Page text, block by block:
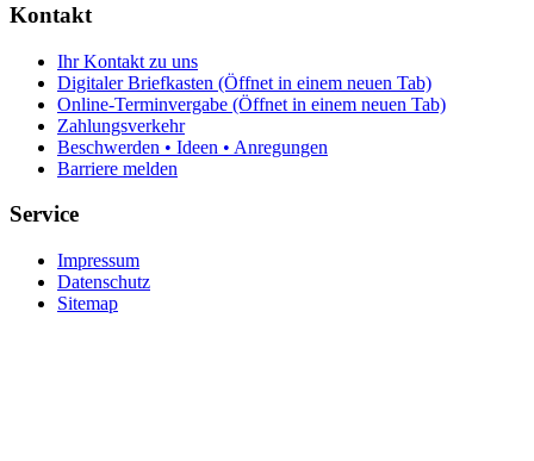
Kontakt
Ihr Kontakt zu uns
Digitaler Briefkasten (Öffnet in einem neuen Tab)
Online-Terminvergabe (Öffnet in einem neuen Tab)
Zahlungsverkehr
Beschwerden • Ideen • Anregungen
Barriere melden
Service
Impressum
Datenschutz
Sitemap